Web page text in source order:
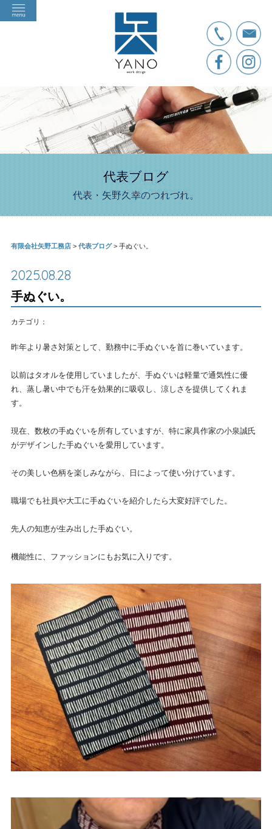
代表ブログ
代表・矢野久幸のつれづれ。
有限会社矢野工務店> 代表ブログ> 手ぬぐい。
2025.08.28
手ぬぐい。
カテゴリ：
昨年より暑さ対策として、勤務中に手ぬぐいを首に巻いています。
以前はタオルを使用していましたが、手ぬぐいは軽量で通気性に優
れ、蒸し暑い中でも汗を効果的に吸収し、涼しさを提供してくれま
す。
現在、数枚の手ぬぐいを所有していますが、特に家具作家の小泉誠氏
がデザインした手ぬぐいを愛用しています。
その美しい色柄を楽しみながら、日によって使い分けています。
職場でも社員や大工に手ぬぐいを紹介したら大変好評でした。
先人の知恵が生み出した手ぬぐい。
機能性に、ファッションにもお気に入りです。